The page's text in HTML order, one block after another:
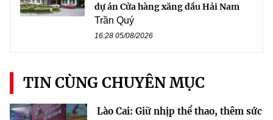
dự án Cửa hàng xăng dầu Hải Nam
Trần Quý
16:28 05/08/2026
TIN CÙNG CHUYÊN MỤC
Lào Cai: Giữ nhịp thể thao, thêm sức